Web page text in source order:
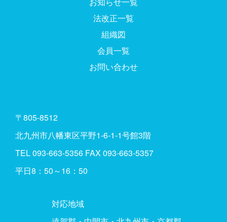
法改正一覧
組織図
会員一覧
お問い合わせ
〒805-8512
北九州市八幡東区平野1-6-1-1号館3階
TEL093-663-5356 FAX 093-663-5357
平日8：50～16：50
対応地域